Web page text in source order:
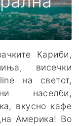
Кариби,
висечки
на светот,
населби,
вкусно кафе
Америка! Во